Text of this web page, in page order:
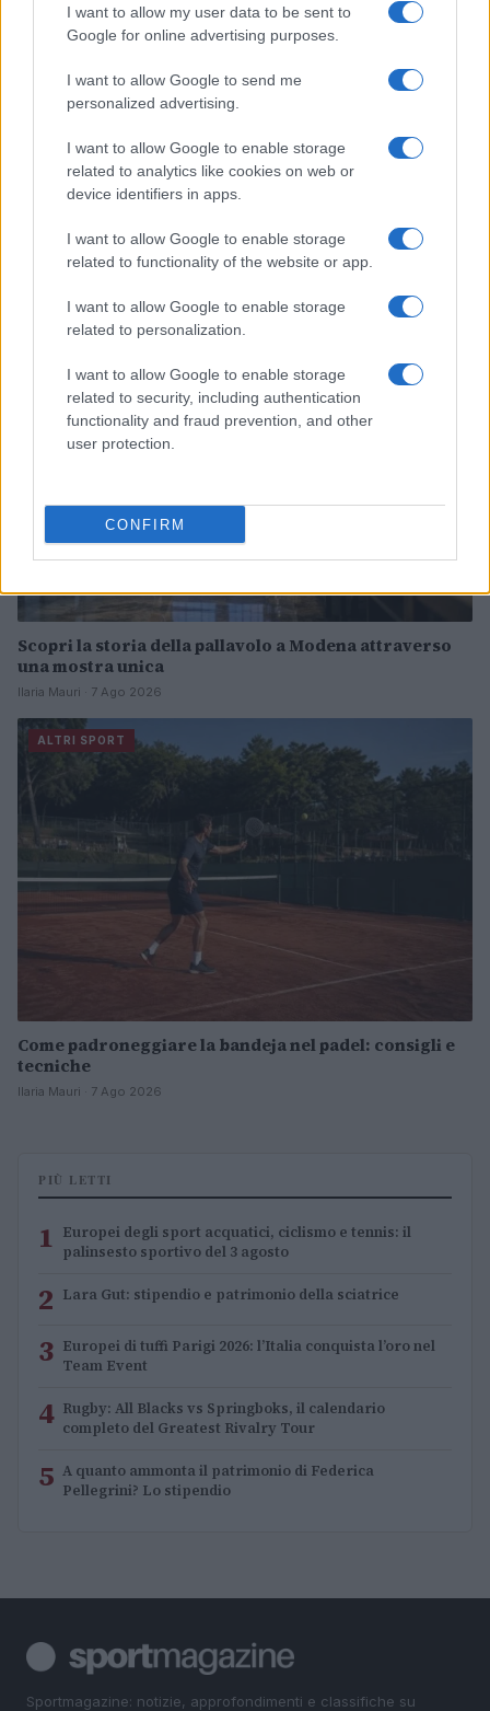
I want to allow my user data to be sent to
Google for online advertising purposes.
I want to allow Google to send me
personalized advertising.
I want to allow Google to enable storage
related to analytics like cookies on web or
device identifiers in apps.
I want to allow Google to enable storage
related to functionality of the website or app.
I want to allow Google to enable storage
related to personalization.
I want to allow Google to enable storage
related to security, including authentication
functionality and fraud prevention, and other
user protection.
CONFIRM
Europei nuoto 2026: Pellacani e Pizzini dominano i
Scopri la storia della pallavolo a Modena attraverso
una mostra unica
Ilaria Mauri · 7 Ago 2026
ALTRI SPORT
Come padroneggiare la bandeja nel padel: consigli e
tecniche
Ilaria Mauri · 7 Ago 2026
PIÙ LETTI
1 Europei degli sport acquatici, ciclismo e tennis: il
palinsesto sportivo del 3 agosto
2 Lara Gut: stipendio e patrimonio della sciatrice
3 Europei di tuffi Parigi 2026: l’Italia conquista l’oro nel
Team Event
4 Rugby: All Blacks vs Springboks, il calendario
completo del Greatest Rivalry Tour
5 A quanto ammonta il patrimonio di Federica
Pellegrini? Lo stipendio
Sportmagazine: notizie, approfondimenti e classifiche su